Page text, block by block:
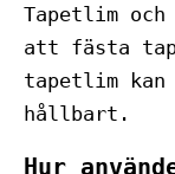
Tapetlim
att fästa
tapetlim kan
hållbart.
Hur